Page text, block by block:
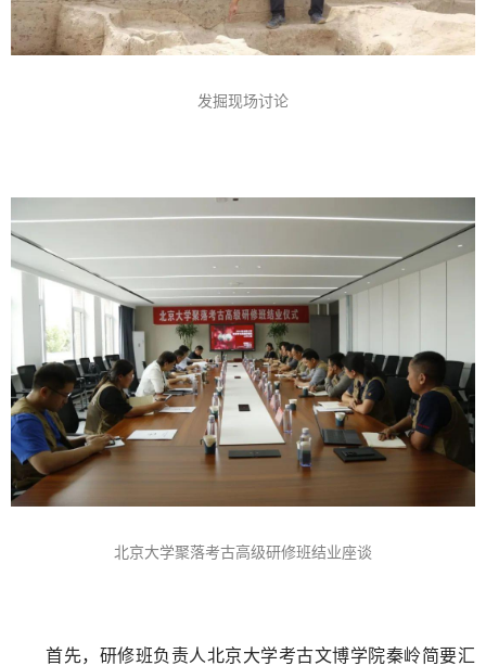
发掘现场讨论
北京大学聚落考古高级研修班结业座谈
首先，研修班负责人北京大学考古文博学院秦岭简要汇